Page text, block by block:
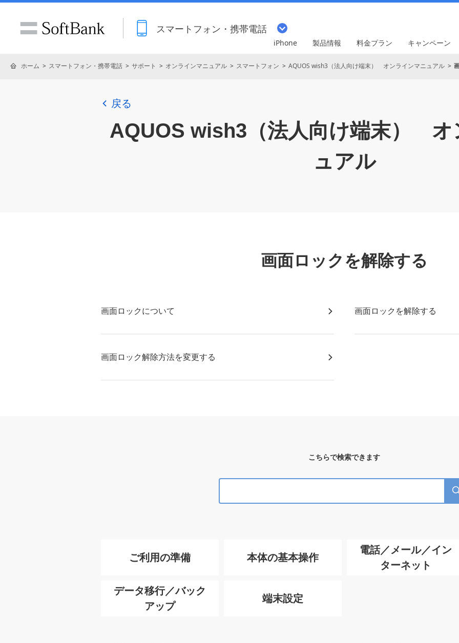
スマートフォン・携帯電話
iPhone 製品情報 料金プラン キャンペーン
ホーム スマートフォン・携帯電話 サポート オンラインマニュアル スマートフォン AQUOS wish3（法人向け端末） オンラインマニュアル
戻る
AQUOS wish3（法人向け端末）
オ
ュアル
画面ロックを解除する
画面ロックについて 画面ロックを解除する
画面ロック解除方法を変更する
こちらで検索できます
ご利用の準備 本体の基本操作
電話／メール／イン
ターネット
データ移行／バック
アップ
端末設定